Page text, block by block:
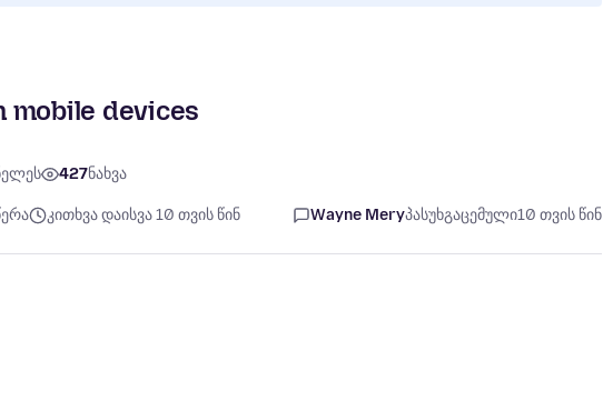
mobile devices
427ნახვა
კითხვა დაისვა 10 თვის წინ Wayne Meryპასუხგაცემული10 თვის წინ